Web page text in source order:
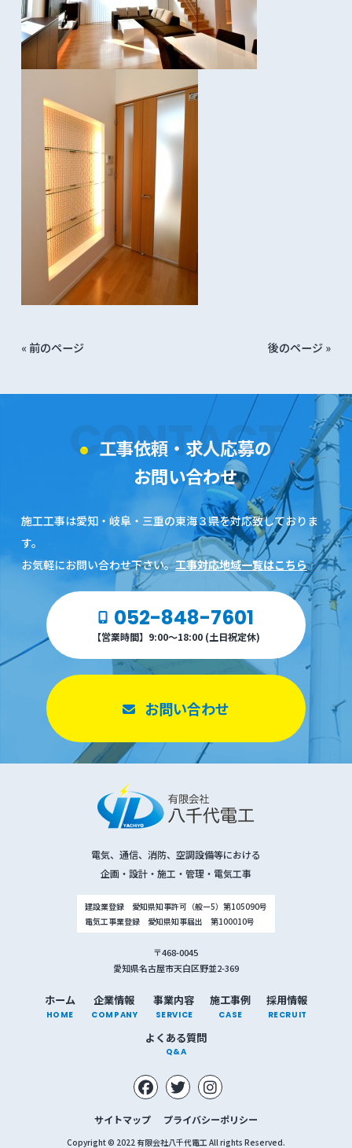
« 前のページ 後のページ »
工事依頼・求人応募の
お問い合わせ
CONTACT
施工工事は愛知・岐阜・三重の東海３県を対応致しておりま
す。
お気軽にお問い合わせ下さい。工事対応地域一覧はこちら
052-848-7601
【営業時間】9:00～18:00 (土日祝定休)
お問い合わせ
電気、通信、消防、空調設備等における
企画・設計・施工・管理・電気工事
建設業登録 愛知県知事許可（般ー5）第105090号
電気工事業登録 愛知県知事届出 第100010号
〒468-0045
愛知県名古屋市天白区野並2-369
ホーム
HOME
企業情報
COMPANY
事業内容
SERVICE
施工事例
CASE
採用情報
RECRUIT
よくある質問
Q&A
サイトマップ プライバシーポリシー
Copyright © 2022 有限会社八千代電工 All rights Reserved.